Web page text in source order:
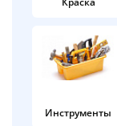
Инструменты
в корзину
25%